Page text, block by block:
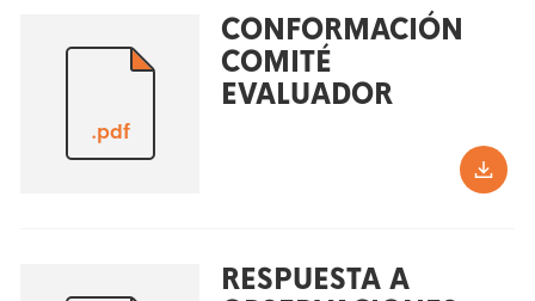
.pdf
CONFORMACIÓN
COMITÉ
EVALUADOR
RESPUESTA A